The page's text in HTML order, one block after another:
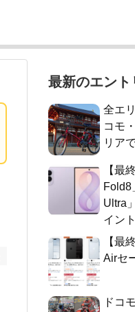
最新のエント
全エ
コモ
リア
【最
Fold8
Ultra
イン
【最
Airセ
ドコ